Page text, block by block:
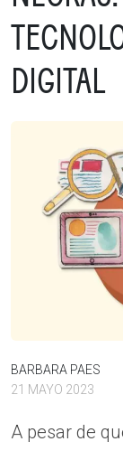
DIGITAL
BARBARA PAES
21 MAYO 2023
A pesar de